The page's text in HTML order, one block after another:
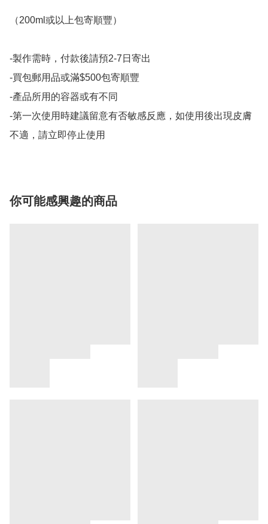
（200ml或以上包寄順豐）
-製作需時，付款後請預2-7日寄出
-買包郵用品或滿$500包寄順豐
-產品所用的容器或有不同
-第一次使用時建議留意有否敏感反應，如使用後出現皮膚
不適，請立即停止使用
你可能感興趣的商品